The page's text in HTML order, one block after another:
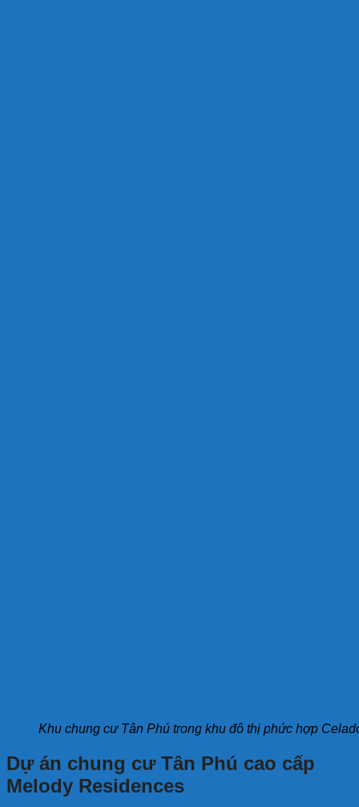
Khu chung cư Tân Phú trong khu đô thị phức hợp
Dự án chung cư Tân Phú cao cấp
Melody Residences